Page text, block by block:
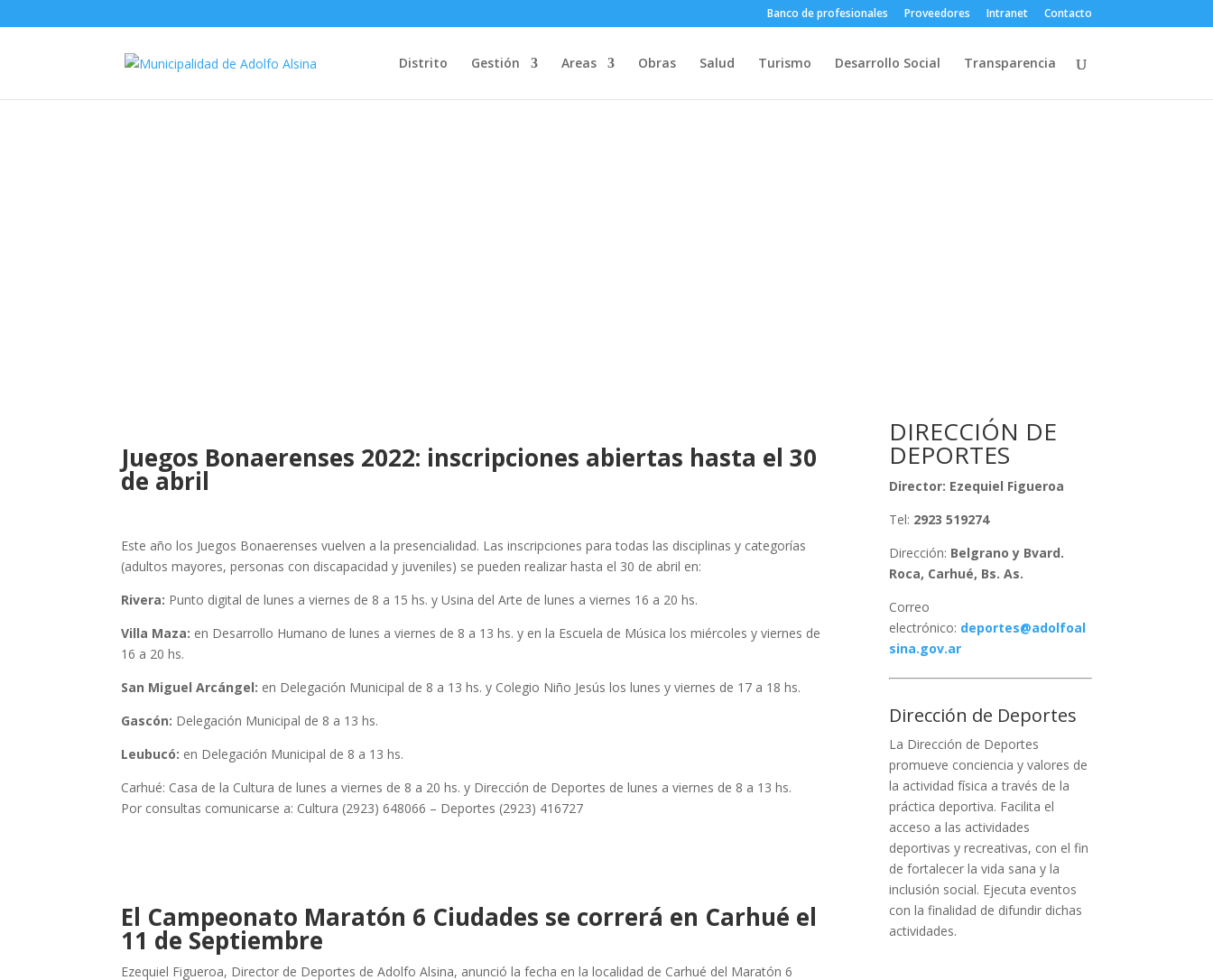
Banco de profesionales Proveedores Intranet Contacto
Distrito Gestión Areas Obras Salud Turismo Desarrollo Social Transparencia
Juegos Bonaerenses 2022: inscripciones abiertas hasta el 30
de abril
Este año los Juegos Bonaerenses vuelven a la presencialidad. Las inscripciones para todas las disciplinas y categorías
(adultos mayores, personas con discapacidad y juveniles) se pueden realizar hasta el 30 de abril en:
Rivera: Punto digital de lunes a viernes de 8 a 15 hs. y Usina del Arte de lunes a viernes 16 a 20 hs.
Villa Maza: en Desarrollo Humano de lunes a viernes de 8 a 13 hs. y en la Escuela de Música los miércoles y viernes de
16 a 20 hs.
San Miguel Arcángel: en Delegación Municipal de 8 a 13 hs. y Colegio Niño Jesús los lunes y viernes de 17 a 18 hs.
Gascón: Delegación Municipal de 8 a 13 hs.
Leubucó: en Delegación Municipal de 8 a 13 hs.
Carhué: Casa de la Cultura de lunes a viernes de 8 a 20 hs. y Dirección de Deportes de lunes a viernes de 8 a 13 hs.
Por consultas comunicarse a: Cultura (2923) 648066 – Deportes (2923) 416727
El Campeonato Maratón 6 Ciudades se correrá en Carhué el
11 de Septiembre
Ezequiel Figueroa, Director de Deportes de Adolfo Alsina, anunció la fecha en la localidad de Carhué del Maratón 6
DIRECCIÓN DE
DEPORTES
Director: Ezequiel Figueroa
Tel: 2923 519274
Dirección: Belgrano y Bvard.
Roca, Carhué, Bs. As.
Correo
electrónico: deportes@adolfoal
sina.gov.ar
Dirección de Deportes
La Dirección de Deportes
promueve conciencia y valores de
la actividad física a través de la
práctica deportiva. Facilita el
acceso a las actividades
deportivas y recreativas, con el fin
de fortalecer la vida sana y la
inclusión social. Ejecuta eventos
con la finalidad de difundir dichas
actividades.